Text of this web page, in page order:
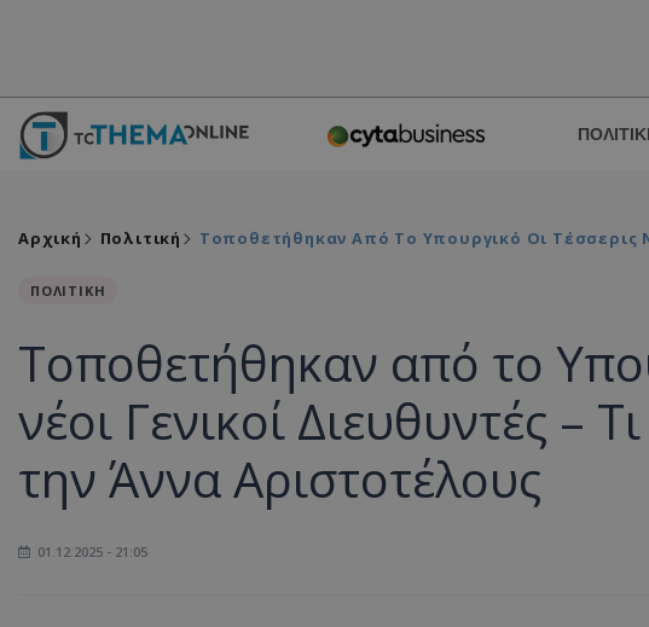
Αρχική Πολιτική Τοποθετήθηκαν Από Το Υπουργικό Οι Τέσσερις
ΠΟΛΙΤΙΚΗ
Τοποθετήθηκαν από το
νέοι Γενικοί Διευθυντές –
την Άννα Αριστοτέλους
01.12.2025 - 21:05